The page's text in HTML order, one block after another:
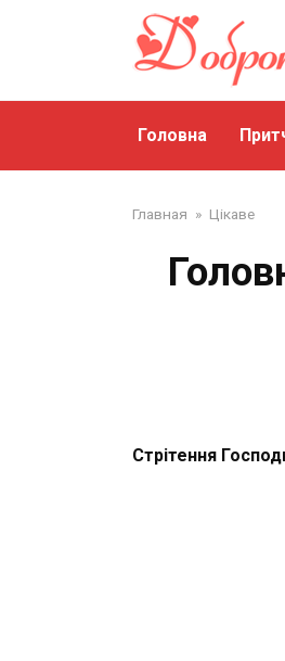
Головна
Главная » Цікаве
Стрітення